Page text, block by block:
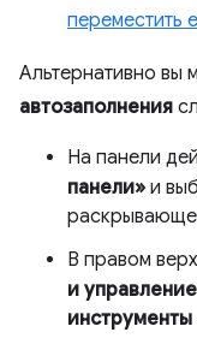
переместить
Альтернативно вы
автозаполнения
На панели
панели» и
В правом
и
инструменты